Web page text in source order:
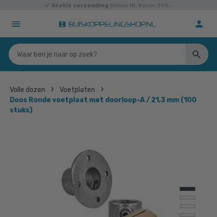
✅ Gratis verzending binnen NL boven 395,-
Volle dozen
Voetplaten
Doos Ronde voetplaat met doorloop-A / 21,3 mm (100
stuks)